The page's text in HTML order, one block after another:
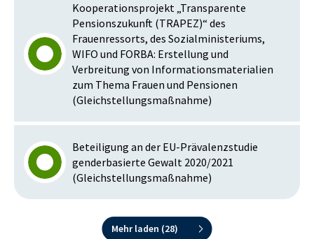
Kooperationsprojekt „Transparente
Pensionszukunft (TRAPEZ)“ des
Frauenressorts, des Sozialministeriums,
WIFO und FORBA: Erstellung und
Verbreitung von Informationsmaterialien
zum Thema Frauen und Pensionen
(Gleichstellungsmaßnahme)
Beteiligung an der EU-Prävalenzstudie
genderbasierte Gewalt 2020/2021
(Gleichstellungsmaßnahme)
Mehr laden (28)